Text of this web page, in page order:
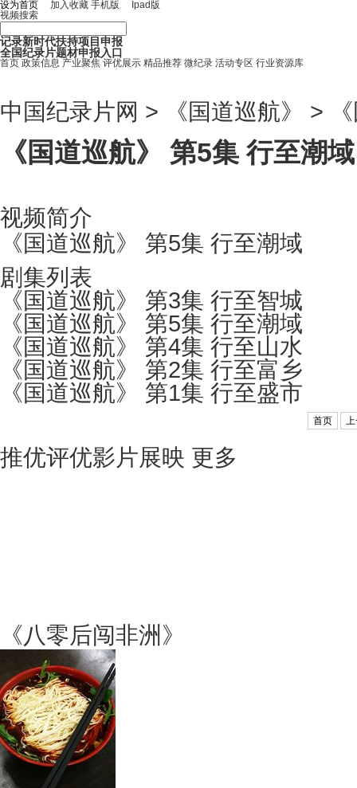
设为首页 加入收藏 手机版 Ipad 版
视频搜索
记录新时代扶持项目申报
全国纪录片题材申报入口
首页 政策信息 产业聚焦 评优展示 精品推荐 微纪录 活动专区 行业资源库
中国纪录片网 > 《国道巡航》 >
《国道巡航》 第5集 行至潮域
视频简介
《国道巡航》 第5集 行至潮域
剧集列表
《国道巡航》 第3集 行至智城
《国道巡航》 第5集 行至潮域
《国道巡航》 第4集 行至山水
《国道巡航》 第2集 行至富乡
《国道巡航》 第1集 行至盛市
首页
推优评优影片展映 更多
《八零后闯非洲》